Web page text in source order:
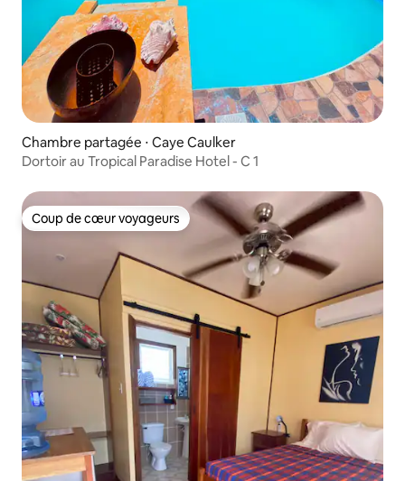
Chambre partagée ⋅ Caye Caulker
Dortoir au Tropical Paradise Hotel - C 1
Coup de cœur voyageurs
Coup de cœur voyageurs